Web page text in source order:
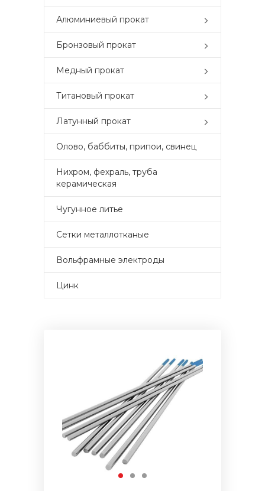
Алюминиевый прокат
Бронзовый прокат
Медный прокат
Титановый прокат
Латунный прокат
Олово, баббиты, припои, свинец
Нихром, фехраль, труба
керамическая
Чугунное литье
Сетки металлотканые
Вольфрамные электроды
Цинк